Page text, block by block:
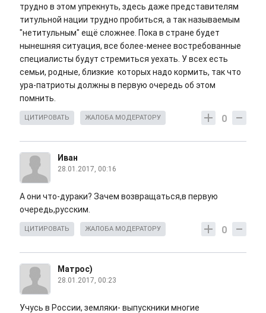
трудно в этом упрекнуть, здесь даже представителям
титульной нации трудно пробиться, а так называемым
"нетитульным" ещё сложнее. Пока в стране будет
нынешняя ситуация, все более-менее востребованные
специалисты будут стремиться уехать. У всех есть
семьи, родные, близкие которых надо кормить, так что
ура-патриоты должны в первую очередь об этом
помнить.
0
ЦИТИРОВАТЬ ЖАЛОБА МОДЕРАТОРУ
Иван
28.01.2017, 00:16
А они что-дураки? Зачем возвращаться,в первую
очередь,русским.
0
ЦИТИРОВАТЬ ЖАЛОБА МОДЕРАТОРУ
Матрос)
28.01.2017, 00:23
Учусь в России, земляки- выпускники многие